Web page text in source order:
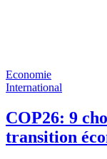
Economie
International
COP26: 9
transition